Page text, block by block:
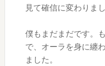
見て確信に変わりまし
僕もまだまだです。
で、オーラを身に纏
ました。